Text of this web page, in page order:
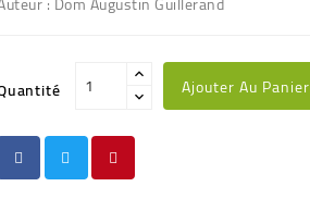
Ajouter Au Panier